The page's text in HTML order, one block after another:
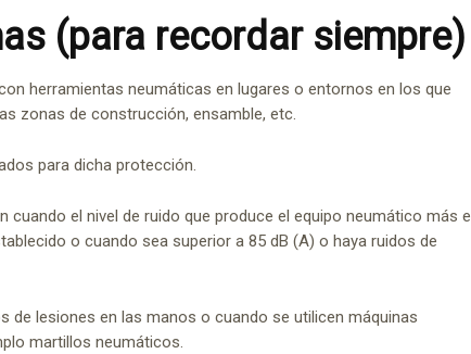
(para recordar siempre)
herramientas neumáticas en lugares o entornos en los que
zonas de construcción, ensamble, etc.
para dicha protección.
cuando el nivel de ruido que produce el equipo neumático más el
o cuando sea superior a 85 dB (A) o haya ruidos de
de lesiones en las manos o cuando se utilicen máquinas
martillos neumáticos.